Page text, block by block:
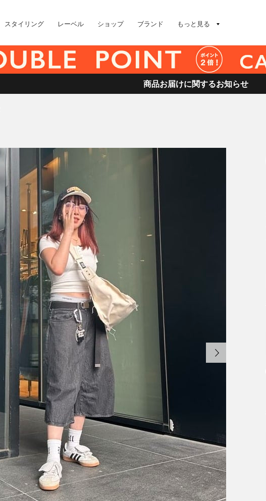
スタイリング レーベル ショップ ブランド もっと見る
商品お届けに関するお知らせ